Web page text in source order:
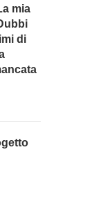
mia
di